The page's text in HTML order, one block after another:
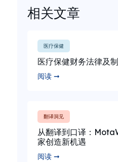
相关文章
医疗保健
医疗保健财务法律及
阅读 ➞
翻译洞见
从翻译到口译：
家创造新机遇
阅读 ➞